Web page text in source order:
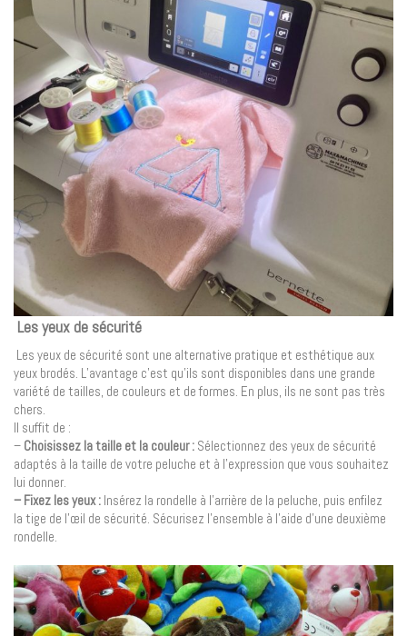
Les yeux de sécurité
Les yeux de sécurité sont une alternative pratique et esthétique aux
yeux brodés. L’avantage c’est qu’ils sont disponibles dans une grande
variété de tailles, de couleurs et de formes. En plus, ils ne sont pas très
chers.
Il suffit de :
– Choisissez la taille et la couleur : Sélectionnez des yeux de sécurité
adaptés à la taille de votre peluche et à l’expression que vous souhaitez
lui donner.
– Fixez les yeux : Insérez la rondelle à l’arrière de la peluche, puis enfilez
la tige de l’œil de sécurité. Sécurisez l’ensemble à l’aide d’une deuxième
rondelle.